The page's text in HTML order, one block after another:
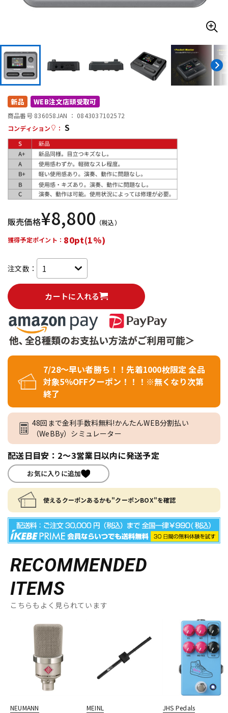
DTM オンライン納品 レコーディング機器
配信/ライブ機器
新品 WEB注文店頭受取可
商品番号 836058JAN ： 0843037102572
コンディション
： S
販売価格¥8,800 （税込）
獲得予定ポイント： 80pt(1%)
注文数：
カートに入れる
7/28～早い者勝ち！！先着1000枚限定 全品
対象5％OFFクーポン！！！※無くなり次第
終了
48回まで金利手数料無料!かんたんWEB分割払い
（WeBBy）シミュレーター
配送日目安：2～3営業日以内に発送予定
お気に入りに追加
使えるクーポンあるかも"クーポンBOX"を確認
RECOMMENDED
ITEMS
こちらもよく見られています
NEUMANN
MEINL
JHS Pedals